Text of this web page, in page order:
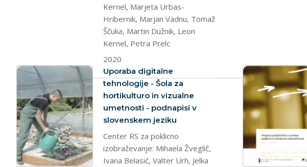
Kernel, Marjeta Urbas-
Hribernik, Marjan Vadnu, Tomaž
Ščuka, Martin Dužnik, Leon
Kernel, Petra Prelc
2020
splet
Uporaba digitalne
tehnologije - Šola za
hortikulturo in vizualne
umetnosti - podnapisi v
slovenskem jeziku
Center RS za poklicno
izobraževanje: Mihaela Žveglič,
Ivana Belasić, Valter Urh, Jelka